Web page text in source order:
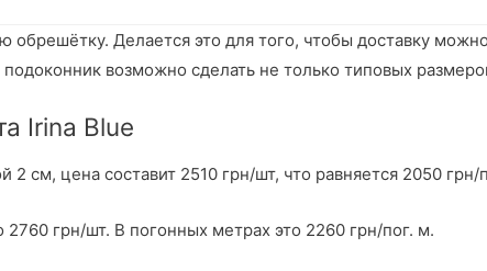
обрешётку. Делается это для того, чтобы доставку
возможно сделать не только типовых
Irina Blue
см, цена составит 2510 грн/шт, что равняется 2050 грн/
грн/шт. В погонных метрах это 2260 грн/пог. м.